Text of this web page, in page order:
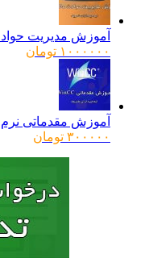
آموزش مدیریت حوادث
۱۰۰۰۰۰۰ تومان
آموزش مقدماتی نرم‌افزار Wincc به صورت تصویری
۳۰۰۰۰۰ تومان